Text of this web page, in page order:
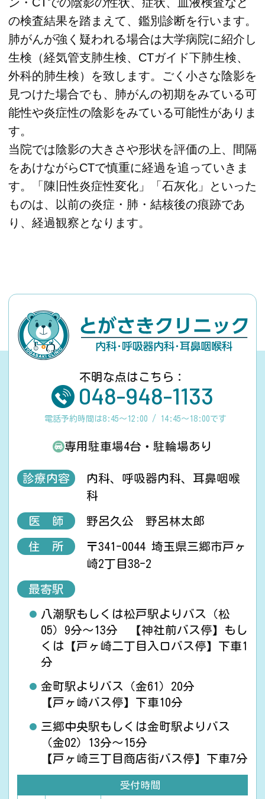
の検査結果を踏まえて、鑑別診断を行います。
肺がんが強く疑われる場合は大学病院に紹介し
生検（経気管支肺生検、CTガイド下肺生検、
外科的肺生検）を致します。ごく小さな陰影を
見つけた場合でも、肺がんの初期をみている可
能性や炎症性の陰影をみている可能性がありま
す。
当院では陰影の大きさや形状を評価の上、間隔
をあけながらCTで慎重に経過を追っていきま
す。「陳旧性炎症性変化」「石灰化」といった
ものは、以前の炎症・肺・結核後の痕跡であ
り、経過観察となります。
不明な点はこちら：
048-948-1133
電話予約時間は8:45～12:00 / 14:45～18:00です
専用駐車場4台・駐輪場あり
診療内容
内科、呼吸器内科、耳鼻咽喉
科
医 師 野呂久公 野呂林太郎
住 所
〒341-0044 埼玉県三郷市戸ヶ
崎2丁目38-2
最寄駅
八潮駅もしくは松戸駅よりバス（松
05）9分～13分 【神社前バス停】もし
くは【戸ヶ崎二丁目入口バス停】下車1
分
金町駅よりバス（金61）20分
【戸ヶ崎バス停】下車10分
三郷中央駅もしくは金町駅よりバス
（金02）13分～15分
【戸ヶ崎三丁目商店街バス停】下車7分
受付時間